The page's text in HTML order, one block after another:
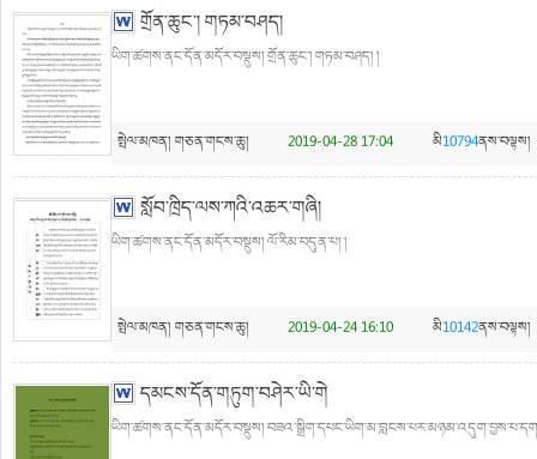
གྲོན་ཆུང་། གཏམ་བཤད།
ཡིག་ཚགས་ནང་དོན་མདོར་བསྡུས། གྲོན་ཆུང་། གཏམ་བཤད། །
སྤེལ་མཁན། གཅན་གངས་ཆུ། 2019-04-28 17:04 མི10794ནས་བལྟས།
སློབ་ཁྲིད་ལས་ཀའི་འཆར་གཞི།
ཡིག་ཚགས་ནང་དོན་མདོར་བསྡུས། ལོ་རིམ་བདུན་པ། །
སྤེལ་མཁན། གཅན་གངས་ཆུ། 2019-04-24 16:10 མི10142ནས་བལྟས།
དམངས་དོན་གཏུག་བཤེར་ཡི་གེ
ཡིག་ཚགས་ནང་དོན་མདོར་བསྡུས།